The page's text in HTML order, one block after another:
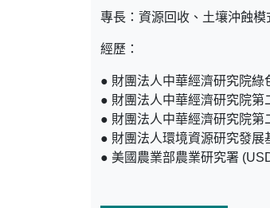
專長：資源回收、土壤沖蝕模
經歷：
● 財團法人中華經濟研究院綠
● 財團法人中華經濟研究院第
● 財團法人中華經濟研究院第
● 財團法人環境資源研究發展
● 美國農業部農業研究署